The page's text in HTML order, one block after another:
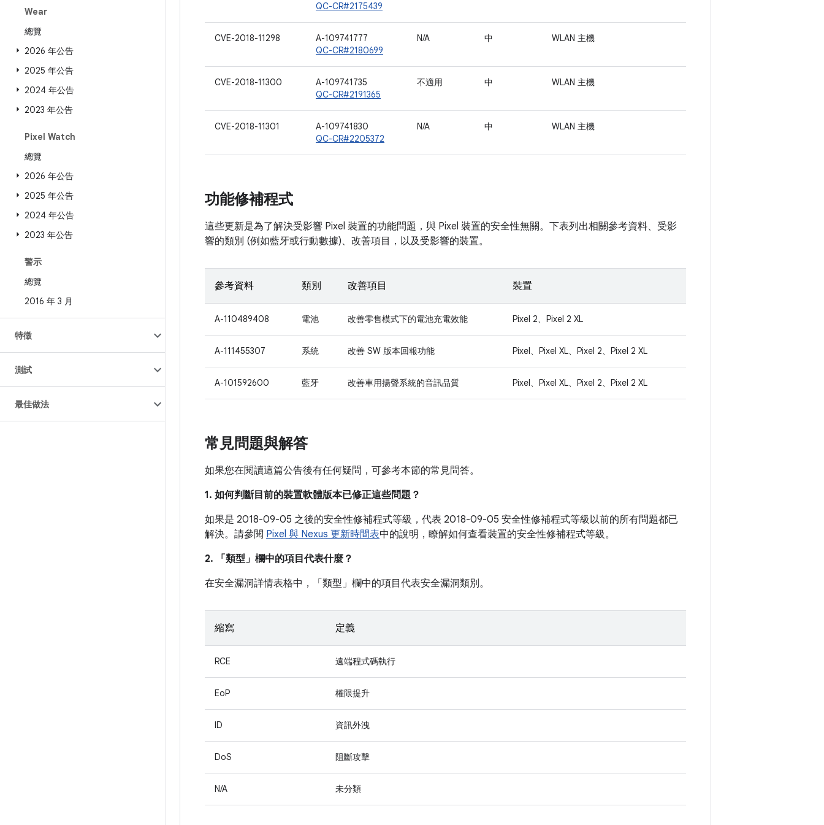
Wear
總覽
2026 年公告
2025 年公告
2024 年公告
2023 年公告
Pixel Watch
總覽
2026 年公告
2025 年公告
2024 年公告
2023 年公告
警示
總覽
2016 年 3 月
特徵
測試
最佳做法
QC-CR#2175439
CVE-2018-11298
A-109741777
QC-CR#2180699
N/A 中 WLAN 主機
CVE-2018-11300
A-109741735
QC-CR#2191365
不適用 中 WLAN 主機
CVE-2018-11301
A-109741830
QC-CR#2205372
N/A 中 WLAN 主機
功能修補程式
這些更新是為了解決受影響 Pixel 裝置的功能問題，與 Pixel 裝置的安全性無關。下表列出相關參考資料、受影
響的類別 (例如藍牙或行動數據)、改善項目，以及受影響的裝置。
參考資料 類別 改善項目 裝置
A-110489408 電池 改善零售模式下的電池充電效能 Pixel 2、Pixel 2 XL
A-111455307 系統 改善 SW 版本回報功能 Pixel、Pixel XL、Pixel 2、Pixel 2 XL
A-101592600 藍牙 改善車用揚聲系統的音訊品質 Pixel、Pixel XL、Pixel 2、Pixel 2 XL
常見問題與解答
如果您在閱讀這篇公告後有任何疑問，可參考本節的常見問答。
1. 如何判斷目前的裝置軟體版本已修正這些問題？
如果是 2018-09-05 之後的安全性修補程式等級，代表 2018-09-05 安全性修補程式等級以前的所有問題都已
解決。請參閱 Pixel 與 Nexus 更新時間表中的說明，瞭解如何查看裝置的安全性修補程式等級。
2. 「類型」 欄中的項目代表什麼？
在安全漏洞詳情表格中，「類型」 欄中的項目代表安全漏洞類別。
縮寫 定義
RCE 遠端程式碼執行
EoP 權限提升
ID 資訊外洩
DoS 阻斷攻擊
N/A 未分類